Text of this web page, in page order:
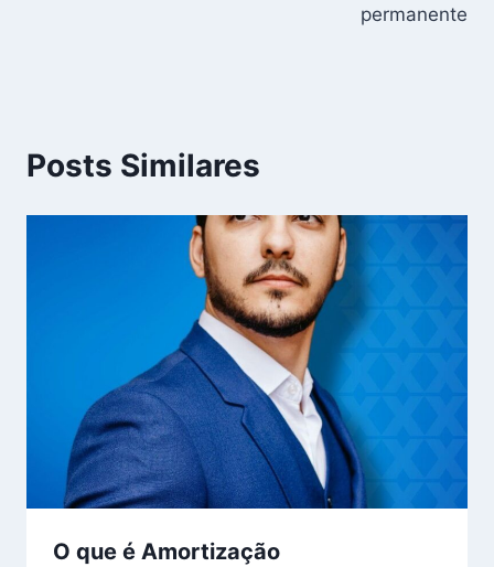
permanente
Posts Similares
O que é Amortização